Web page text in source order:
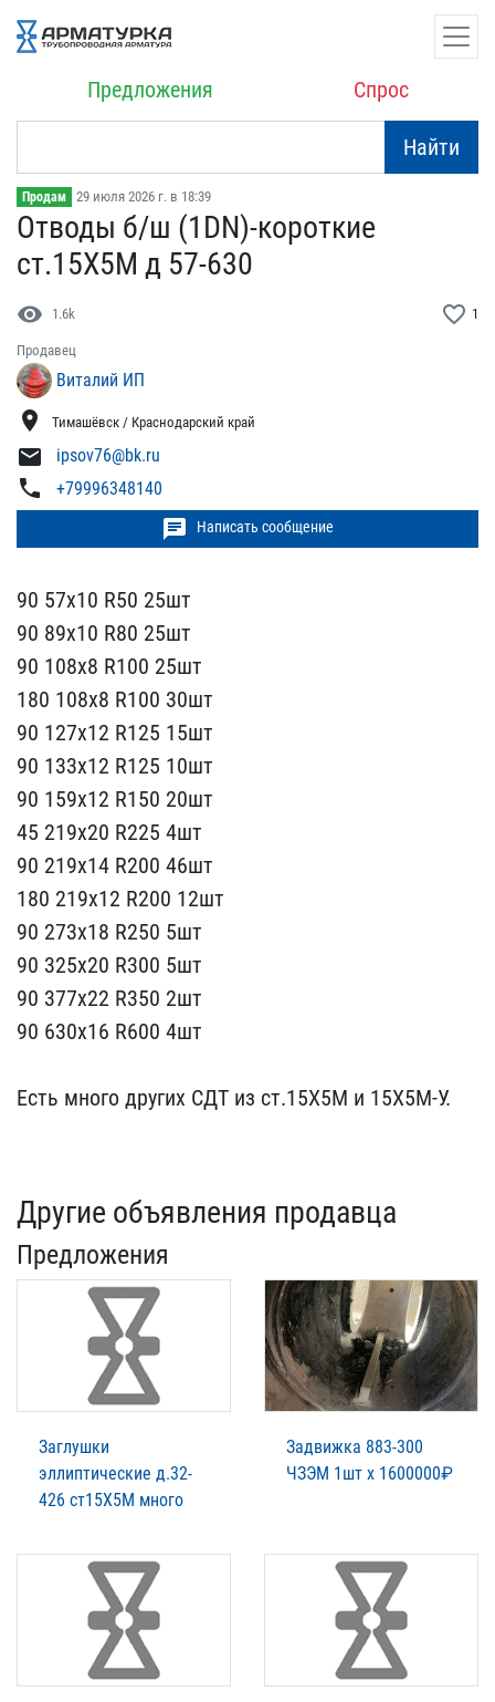
Предложения Спрос
Найти
Продам 29 июля 2026 г. в 18:39
Отводы б/ш (1DN)-коротки​е
ст.15Х5М д 57-630
visibility 1.6k favorite_border 1
Продавец
Виталий ИП
location_on Тимашёвск / Краснодарский край
mail ipsov76@bk.ru
phone +79996348140
chat Написать сообщение
90 57х10 R50 25шт
90 89х​10 R80 25шт
90 108х8 R10​0 25шт
180 108х8 R100 30​шт
90 127х12 R125 15шт
9​0 133х12 R125 10шт
90 15​9х12 R150 20шт
45 219х20​ R225 4шт
90 219х14 R200​ 46шт
180 219х12 R200 12​шт
90 273х18 R250 5шт
90​ 325х20 R300 5шт
90 377х​22 R350 2шт
90 630х16 R6​00 4шт
Есть много други​х СДТ из ст.15Х5М и 15Х5​М-У.
Другие объявления продавца
Предложения
Заглушки
эллиптические д.32-
426 ст15Х5М много
Задвижка 883-300
ЧЗЭМ 1шт х 1600000₽